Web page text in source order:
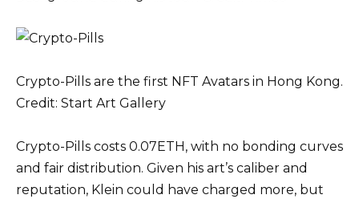
Crypto-Pills are the first NFT Avatars in Hong Kong.
Credit: Start Art Gallery
Crypto-Pills costs 0.07ETH, with no bonding curves
and fair distribution. Given his art’s caliber and
reputation, Klein could have charged more, but